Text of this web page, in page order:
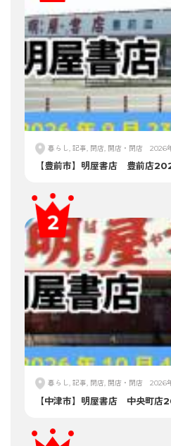
暮らし, 記事, 閉店, 開店・閉店 2026
【豊前市】明屋書店 豊前店
暮らし, 記事, 閉店, 開店・閉店 2026
【中津市】明屋書店 中央町